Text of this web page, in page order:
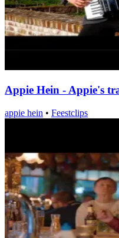
Appie Hein - Appie's
appie hein • Feestclips